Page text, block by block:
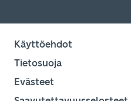
Käyttöehdot
Tietosuoja
Evästeet